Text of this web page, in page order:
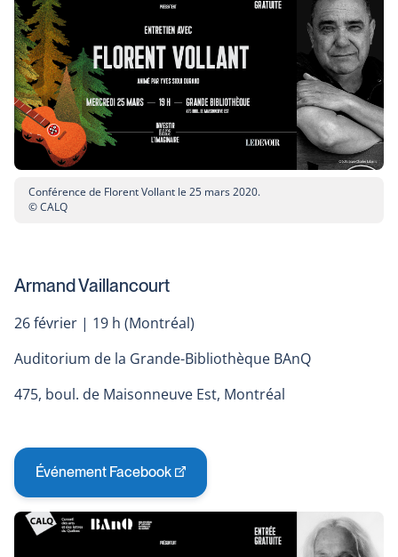
open
in
a
new
window
Conférence de Florent Vollant le 25 mars 2020.
© CALQ
Armand Vaillancourt
26 février | 19 h (Montréal)
Auditorium de la Grande-Bibliothèque BAnQ
475, boul. de Maisonneuve Est, Montréal
Événement Facebook
This
link
will